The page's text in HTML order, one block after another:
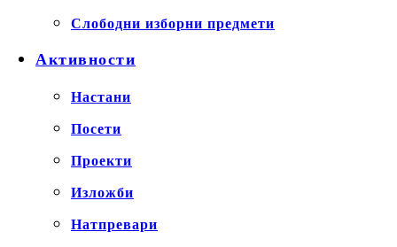
Слободни изборни предмети
Активности
Настани
Посети
Проекти
Изложби
Натпревари